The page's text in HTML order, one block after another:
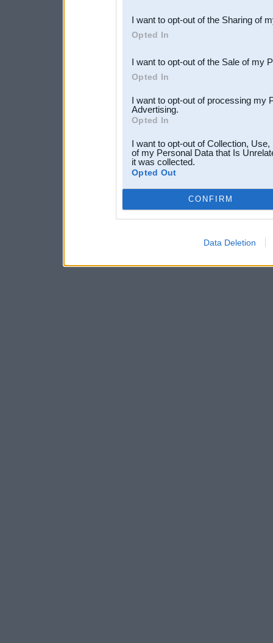
Downstream Participants
third parties.
I want to opt-out of the Sharing of
Opted In
I want to opt-out of the Sale of my
Opted In
I want to opt-out of processing my
Advertising.
Opted In
I want to opt-out of Collection,
of my Personal Data that Is
it was collected.
Opted Out
CONFIRM
Data Deletion